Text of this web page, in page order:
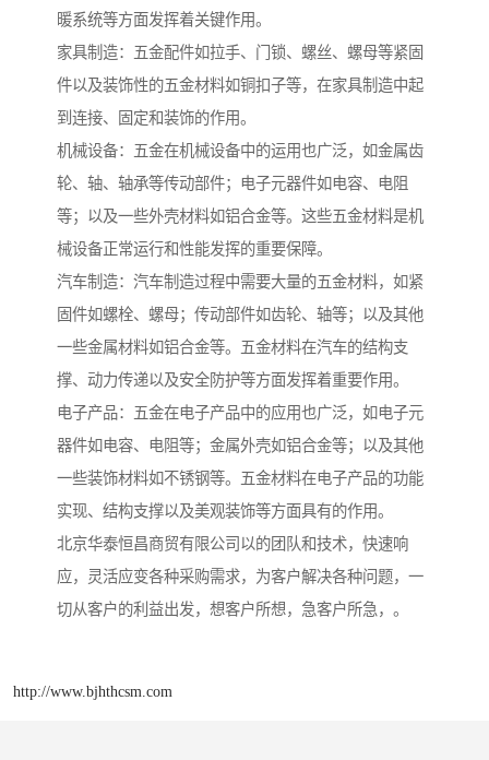
暖系统等方面发挥着关键作用。
家具制造：五金配件如拉手、门锁、螺丝、螺母等紧固
件以及装饰性的五金材料如铜扣子等，在家具制造中起
到连接、固定和装饰的作用。
机械设备：五金在机械设备中的运用也广泛，如金属齿
轮、轴、轴承等传动部件；电子元器件如电容、电阻
等；以及一些外壳材料如铝合金等。这些五金材料是机
械设备正常运行和性能发挥的重要保障。
汽车制造：汽车制造过程中需要大量的五金材料，如紧
固件如螺栓、螺母；传动部件如齿轮、轴等；以及其他
一些金属材料如铝合金等。五金材料在汽车的结构支
撑、动力传递以及安全防护等方面发挥着重要作用。
电子产品：五金在电子产品中的应用也广泛，如电子元
器件如电容、电阻等；金属外壳如铝合金等；以及其他
一些装饰材料如不锈钢等。五金材料在电子产品的功能
实现、结构支撑以及美观装饰等方面具有的作用。
北京华泰恒昌商贸有限公司以的团队和技术，快速响
应，灵活应变各种采购需求，为客户解决各种问题，一
切从客户的利益出发，想客户所想，急客户所急，。
http://www.bjhthcsm.com